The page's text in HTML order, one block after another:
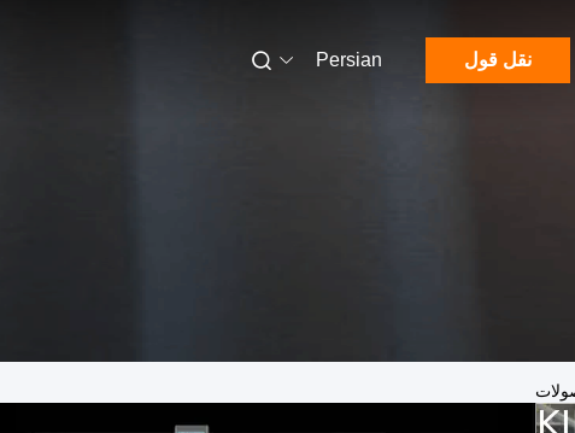
نقل قول Persian